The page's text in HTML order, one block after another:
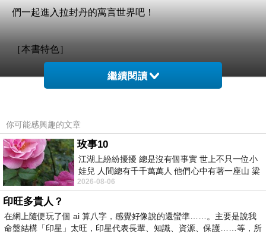
們一起進入拉封丹的寓言世界吧！
［本書特色］
法國寓言詩人拉封丹的經典大作──《拉封丹寓言》
．作者取材伊索寓言、印度寓言中得來的靈感，用詩
的形式表現出來，問世後，成為歐洲文學最高的教養文
庫。
．配上莫里斯．波特．蒙維爾畫龍點睛的插圖，使本
書增加了律動、意象和張力。
繼續閱讀
你可能感興趣的文章
玫事10
江湖上紛紛擾擾 總是沒有個事實 世上不只一位小
娃兒 人間總有千千萬萬人 他們心中有著一座山 梁
山佛山泰華衡恆嵩 一山之高
2026-08-06
印旺多貴人？
在網上隨便玩了個 ai 算八字，感覺好像說的還蠻準……。主要是說我
命盤結構「印星」太旺，印星代表長輩、知識、資源、保護……等，所